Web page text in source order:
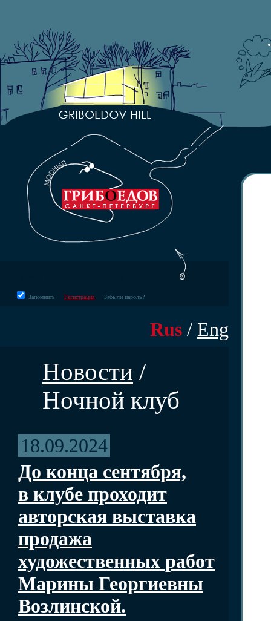
Запомнить Регистрация Забыли пароль?
Rus / Eng
Новости /
Ночной клуб
18.09.2024
До конца сентября,
в клубе проходит
авторская выставка
продажа
художественных работ
Марины Георгиевны
Возлинской.